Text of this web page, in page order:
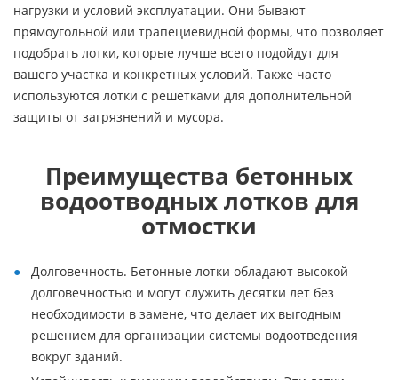
нагрузки и условий эксплуатации. Они бывают
прямоугольной или трапециевидной формы, что позволяет
подобрать лотки, которые лучше всего подойдут для
вашего участка и конкретных условий. Также часто
используются лотки с решетками для дополнительной
защиты от загрязнений и мусора.
Преимущества бетонных
водоотводных лотков для
отмостки
Долговечность. Бетонные лотки обладают высокой
долговечностью и могут служить десятки лет без
необходимости в замене, что делает их выгодным
решением для организации системы водоотведения
вокруг зданий.